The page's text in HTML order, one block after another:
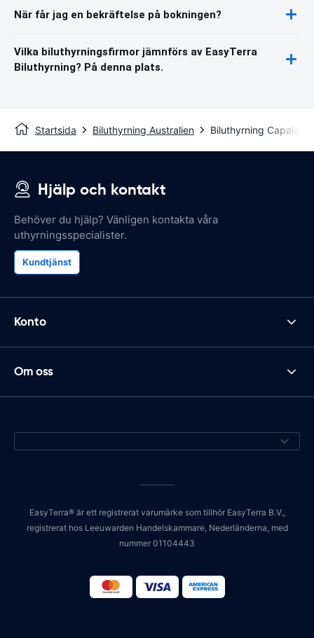
När får jag en bekräftelse på bokningen?
Vilka biluthyrningsfirmor jämnförs av EasyTerra
Biluthyrning? På denna plats.
Startsida Biluthyrning Australien Biluthyrning Capalaba
Hjälp och kontakt
Behöver du hjälp? Vänligen kontakta våra
uthyrningsspecialister.
Kundtjänst
Konto
Om oss
EasyTerra® är ett registrerat varumärke som tillhör EasyTerra B.V.,
registrerat hos Leeuwarden Handelskammare, Nederländerna, med
nummer 01104443